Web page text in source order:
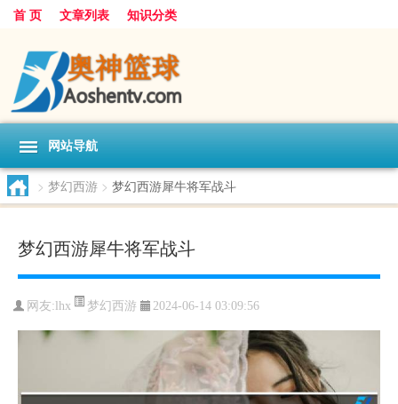
首 页 文章列表 知识分类
网站导航
> 梦幻西游 > 梦幻西游犀牛将军战斗
梦幻西游犀牛将军战斗
网友:lhx 梦幻西游 2024-06-14 03:09:56